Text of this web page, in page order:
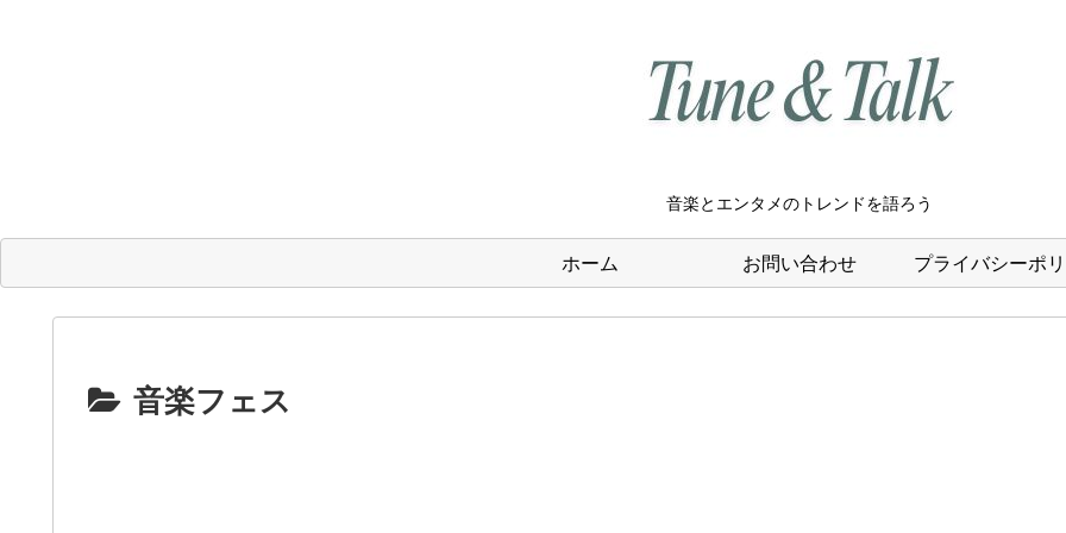
音楽とエンタメのトレンドを語ろう
ホーム お問い合わせ プライバシーポ
音楽フェス